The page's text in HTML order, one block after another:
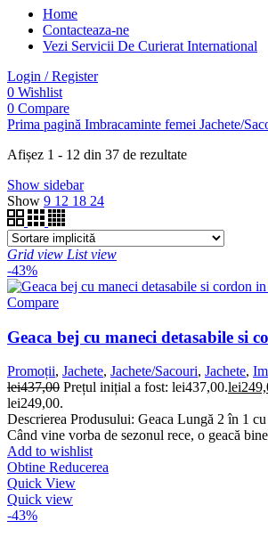
Home
Contacteaza-ne
Vezi Servicii De Curierat International
Login / Register
0 Wishlist
0 Compare
Prima pagină Imbracaminte femei Jachete/
Afișez 1 - 12 din 37 de rezultate
Show sidebar
Show 9 12 18 24
Grid view List view
-43%
Compare
Geaca bej cu maneci detasabile si
Promoții, Jachete, Jachete/Sacouri, Jachete,
lei437,00 Prețul inițial a fost: lei437,00.lei
lei249,00.
Descrierea Produsului: Geaca Lungă 2 în 1
Când vine vorba de sezonul rece, o geacă
Add to wishlist
Obtine Reducerea
Quick View
Quick view
-43%